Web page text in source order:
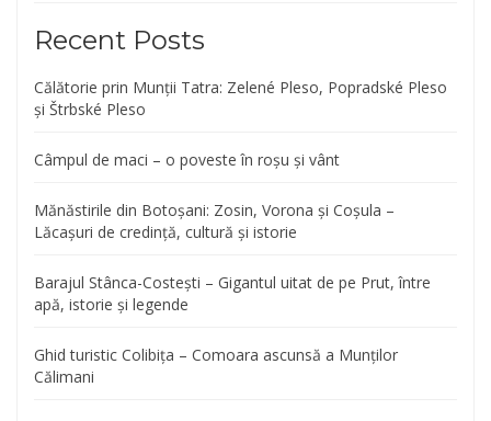
Recent Posts
Călătorie prin Munții Tatra: Zelené Pleso, Popradské Pleso
și Štrbské Pleso
Câmpul de maci – o poveste în roșu și vânt
Mănăstirile din Botoșani: Zosin, Vorona și Coșula –
Lăcașuri de credință, cultură și istorie
Barajul Stânca-Costești – Gigantul uitat de pe Prut, între
apă, istorie și legende
Ghid turistic Colibița – Comoara ascunsă a Munților
Călimani